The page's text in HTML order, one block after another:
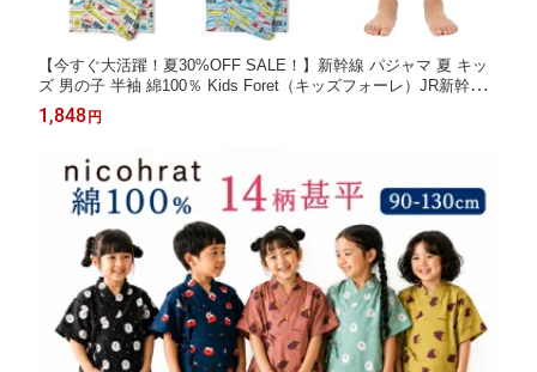
【今すぐ大活躍！夏30%OFF SALE！】新幹線 パジャマ 夏 キッ
ズ 男の子 半袖 綿100％ Kids Foret（キッズフォーレ）JR新幹線
＆電車 半袖パジャマ 90cm〜140cm｜子供 パジャマ 夏 通園 通学
保育園 幼稚園 小学生 人気 プレゼント ギフト こまち ドクターイ
1,848円